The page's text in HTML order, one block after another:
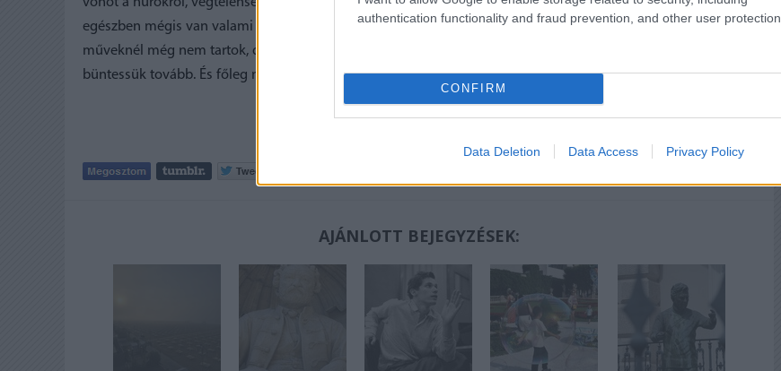
authentication functionality and fraud prevention, and other user protection.
CONFIRM
Data Deletion Data Access Privacy Policy
egészben mégis van valami kellemesen feszülő, bűnös kéj. Kis éji zene meg a 9. szimfónia, a Wagner-
műveknél még nem tartok, de addigra már a háborúnak is vége lett, Böhm túl volt a kétéves szilenciumán, ne
büntessük tovább. És főleg magunkat ne.
AJÁNLOTT BEJEGYZÉSEK: